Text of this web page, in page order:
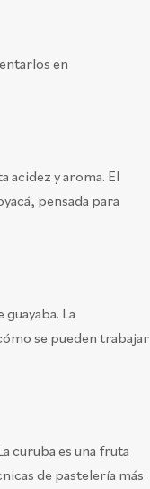
en
acidez y aroma. El
pensada para
La
se pueden trabajar
curuba es una fruta
de pastelería más